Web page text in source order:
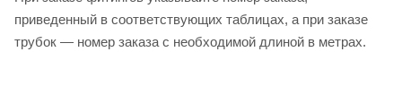
приведенный в соответствующих таблицах, а при заказе
трубок — номер заказа с необходимой длиной в метрах.